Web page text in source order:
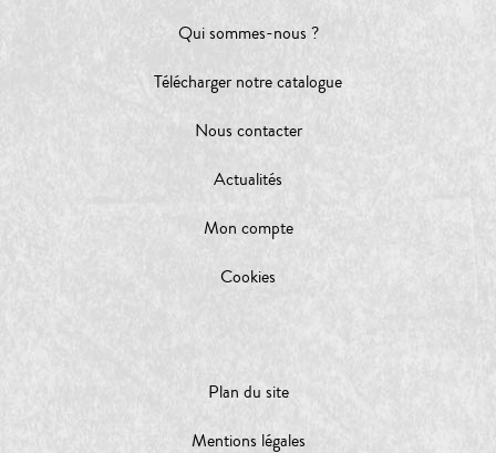
Qui sommes-nous ?
Télécharger notre catalogue
Nous contacter
Actualités
Mon compte
Cookies
Plan du site
Mentions légales